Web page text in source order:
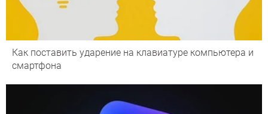
Как поставить ударение на клавиатуре компьютера и
смартфона